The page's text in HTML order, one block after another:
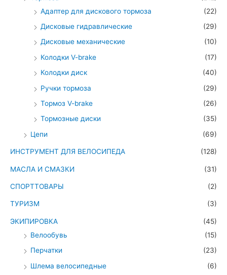
Адаптер для дискового тормоза
(22)
Дисковые гидравлические
(29)
Дисковые механические
(10)
Колодки V-brake
(17)
Колодки диск
(40)
Ручки тормоза
(29)
Тормоз V-brake
(26)
Тормозные диски
(35)
Цепи
(69)
ИНСТРУМЕНТ ДЛЯ ВЕЛОСИПЕДА (128)
МАСЛА И СМАЗКИ (31)
СПОРТТОВАРЫ (2)
ТУРИЗМ (3)
ЭКИПИРОВКА
(45)
Велообувь
(15)
Перчатки
(23)
Шлема велосипедные
(6)